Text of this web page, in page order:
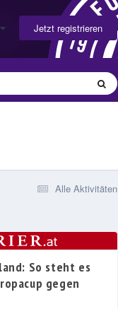
Jetzt registrieren
Alle Aktivitäten
So steht es
gegen